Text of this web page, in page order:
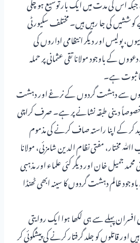
کی جا رہیں ہیں۔ مختلف سکیورٹی
پولیس اور دیگر انتظامی اداروں کی
کے باوجود مولانا تقی عثمانی پر حملہ
ثبوت ہے۔
سے دہشت گردوں کے نرغے اور دہشت
دینی طبقہ نشانے پر ہے۔ صرف کراچی
کر کے اپنا راستہ صاف کرنے کی مذموم
مختار، مفتی نظام الدین شامزئی، مولانا
جمیل خان اور دیگر کئی علماء اور مذہبی
ظالم دہشت گردوں کا سینہ ابھی ٹھنڈا
افسران پہلے سے ہی لکھا ہوا ایک روایتی
اور قاتلوں کو جلد گرفتار کرنے کی پیشگوئی کر